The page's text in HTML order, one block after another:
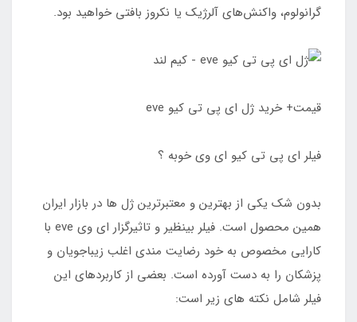
گرانولوم، واکنش‌های آلرژیک یا نکروز بافتی خواهید بود.
قیمت+ خرید ژل ای پی تی کیو eve
فیلر ای پی تی کیو ای وی خوبه ؟
بدون شک یکی از بهترین و معتبرترین ژل ها در بازار ایران
همین محصول است. فیلر بینظیر و تاثیرگزار ای وی eve با
کارایی مخصوص به خود رضایت مندی اغلب زیباجویان و
پزشکان را به دست آورده است. بعضی از کاربردهای این
فیلر شامل نکته های زیر است: